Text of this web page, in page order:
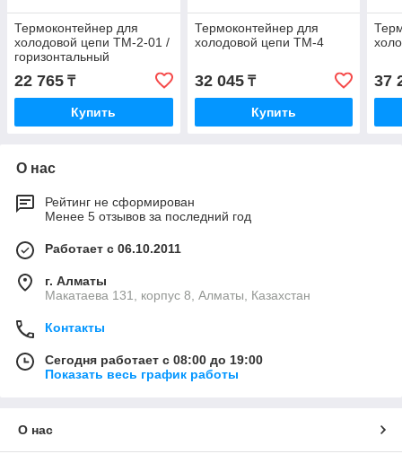
Термоконтейнер для
холодовой цепи ТМ-2-01 /
горизонтальный
22 765 ₸
Купить
Термоконтейнер для
холодовой цепи ТМ-4
32 045₸
Купить
37
О нас
Рейтинг не сформирован
Менее 5 отзывов за последний год
Работает с 06.10.2011
г. Алматы
Макатаева 131, корпус 8, Алматы, Казахстан
Контакты
Сегодня работает с 08:00 до 19:00
Показать весь график работы
О нас